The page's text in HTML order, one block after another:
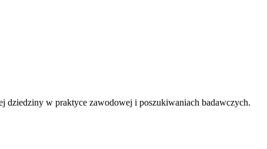
dziedziny w praktyce zawodowej i poszukiwaniach badawczych.